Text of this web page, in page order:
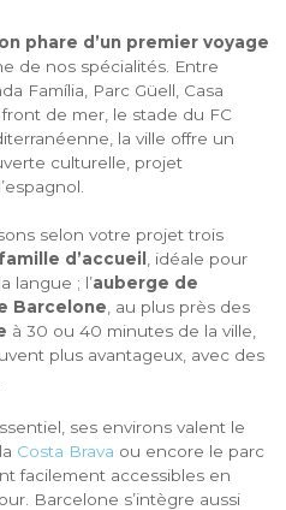
phare d’un premier voyage
de nos spécialités. Entre
Família, Parc Güell, Casa
de mer, le stade du FC
la ville offre un
culturelle, projet
selon votre projet trois
famille d’accueil , idéale pour
langue ; l’auberge de
Barcelone , au plus près des
à 30 ou 40 minutes de la ville,
plus avantageux, avec des
ses environs valent le
Costa Brava ou encore le parc
facilement accessibles en
Barcelone s’intègre aussi